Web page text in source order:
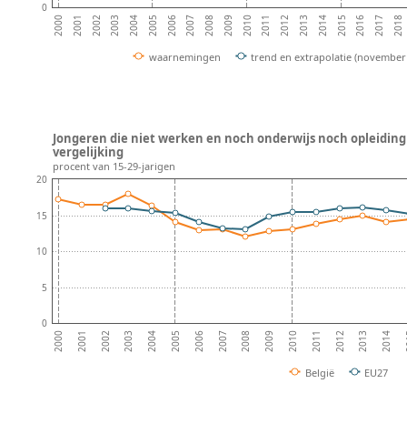
2000 2001 2002 2003 2004 2005 2006 2007 2008 2009 2010 2011 2012 2013 2014 2015 2016 2017 2018
0
waarnemingen trend en extrapolatie (november
2000 2001 2002 2003 2004 2005 2006 2007 2008 2009 2010 2011 2012 2013 2014
0
5
10
15
20
België EU27
Jongeren die niet werken en noch onderwijs noch
vergelijking
procent van 15-29-jarigen